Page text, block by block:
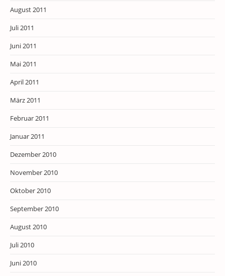
August 2011
Juli 2011
Juni 2011
Mai 2011
April 2011
März 2011
Februar 2011
Januar 2011
Dezember 2010
November 2010
Oktober 2010
September 2010
August 2010
Juli 2010
Juni 2010